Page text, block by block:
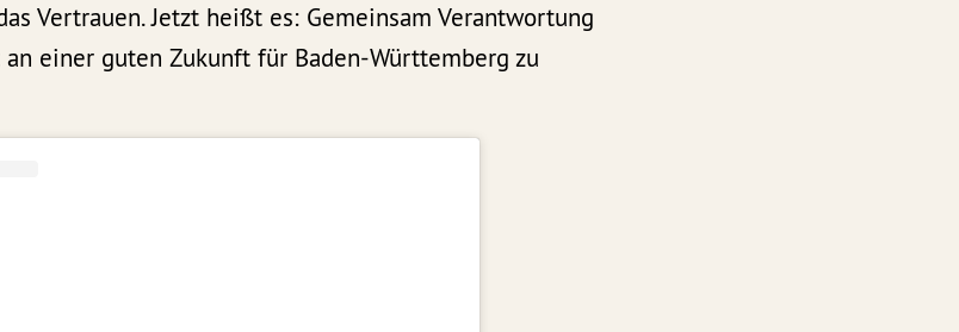
Vertrauen. Jetzt heißt es: Gemeinsam Verantwortung
einer guten Zukunft für Baden-Württemberg zu